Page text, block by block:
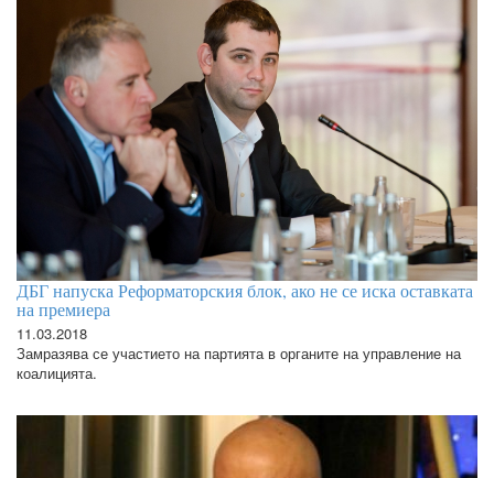
ДБГ напуска Реформаторския блок, ако не се иска оставката
на премиера
11.03.2018
Замразява се участието на партията в органите на управление на
коалицията.